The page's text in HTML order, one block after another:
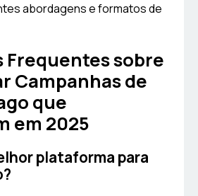
abordagens e formatos de
Frequentes sobre
Campanhas de
que
em 2025
plataforma para